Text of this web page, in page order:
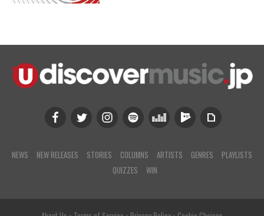
NEWS NEW RELEASES STORIES COLUMNS ARTISTS GENRES
PLAYLISTS
QUIZZES
WIN